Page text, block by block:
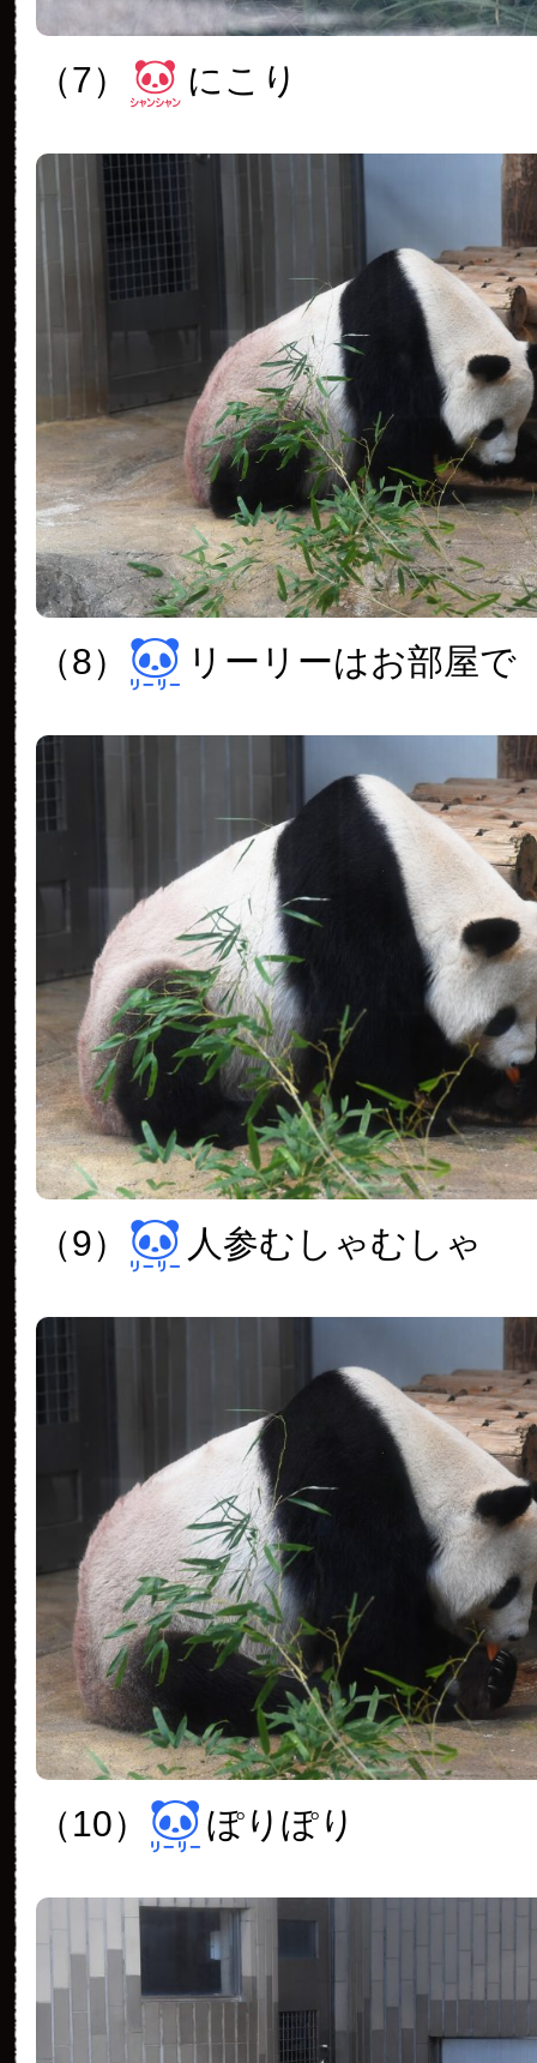
（7） にこり
（8） リーリーはお部屋で
（9） 人参むしゃむしゃ
（10） ぽりぽり